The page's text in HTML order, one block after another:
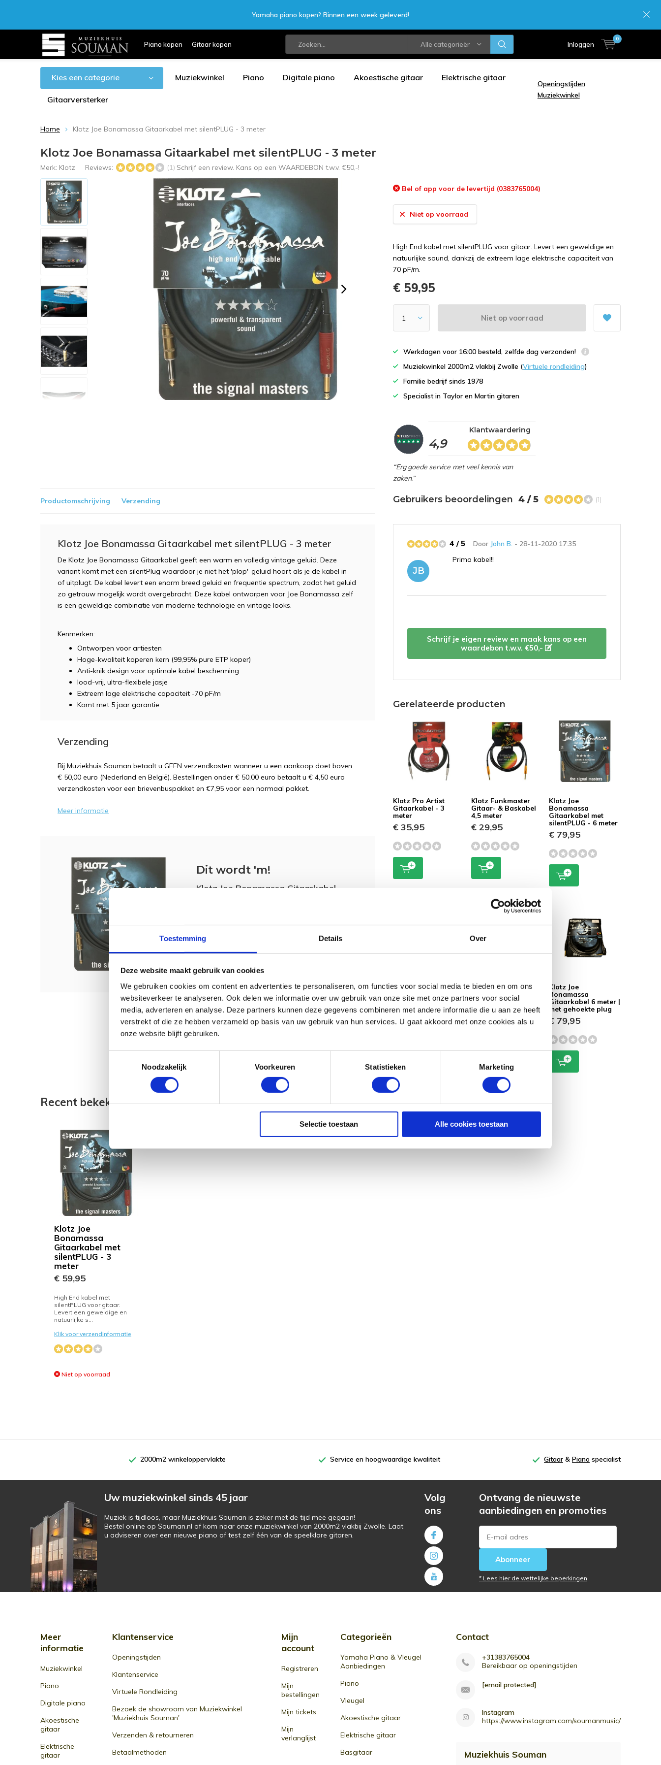
Toestemming Details Over
Deze website maakt gebruik van cookies
We gebruiken cookies om content en advertenties te personaliseren, om functies voor social media te bieden en om ons
websiteverkeer te analyseren. Ook delen we informatie over uw gebruik van onze site met onze partners voor social
media, adverteren en analyse. Deze partners kunnen deze gegevens combineren met andere informatie die u aan ze heeft
verstrekt of die ze hebben verzameld op basis van uw gebruik van hun services. U gaat akkoord met onze cookies als u
onze website blijft gebruiken.
Noodzakelijk
Voorkeuren Statistieken Marketing
Selectie toestaan Alle cookies toestaan
Piano kopen Gitaar kopen Alle categorieën Inloggen
0
Yamaha piano kopen? Binnen een week geleverd!
Kies een categorie Muziekwinkel Piano Digitale piano Akoestische gitaar Elektrische gitaar
Gitaarversterker
Openingstijden
Muziekwinkel
Home Klotz Joe Bonamassa Gitaarkabel met silentPLUG - 3 meter
Klotz Joe Bonamassa Gitaarkabel met silentPLUG - 3 meter
Merk: Klotz Reviews: (1) Schrijf een review. Kans op een WAARDEBON t.w.v. €50,-!
Bel of app voor de levertijd (0383765004)
Niet op voorraad
High End kabel met silentPLUG voor gitaar. Levert een geweldige en
natuurlijke sound, dankzij de extreem lage elektrische capaciteit van
70 pF/m.
€ 59,95
Niet op voorraad
Werkdagen voor 16:00 besteld, zelfde dag verzonden!
Muziekwinkel 2000m2 vlakbij Zwolle (Virtuele rondleiding)
Familie bedrijf sinds 1978
Specialist in Taylor en Martin gitaren
4,9
Klantwaardering
“Erg goede service met veel kennis van
zaken.”
Productomschrijving Verzending
Klotz Joe Bonamassa Gitaarkabel met silentPLUG - 3 meter
De Klotz Joe Bonamassa Gitaarkabel geeft een warm en volledig vintage geluid. Deze
variant komt met een silentPlug waardoor je niet het 'plop'-geluid hoort als je de kabel in-
of uitplugt. De kabel levert een enorm breed geluid en frequentie spectrum, zodat het geluid
zo getrouw mogelijk wordt overgebracht. Deze kabel ontworpen voor Joe Bonamassa zelf
is een geweldige combinatie van moderne technologie en vintage looks.
Kenmerken:
Ontworpen voor artiesten
Hoge-kwaliteit koperen kern (99,95% pure ETP koper)
Anti-knik design voor optimale kabel bescherming
lood-vrij, ultra-flexibele jasje
Extreem lage elektrische capaciteit -70 pF/m
Komt met 5 jaar garantie
Verzending
Bij Muziekhuis Souman betaalt u GEEN verzendkosten wanneer u een aankoop doet boven
€ 50,00 euro (Nederland en België). Bestellingen onder € 50,00 euro betaalt u € 4,50 euro
verzendkosten voor een brievenbuspakket en €7,95 voor een normaal pakket.
Meer informatie
Dit wordt 'm!
Klotz Joe Bonamassa Gitaarkabel
€ 59,95
Gebruikers beoordelingen 4 / 5 (1)
JB
Door John B. - 28-11-2020 17:35
4 / 5
Prima kabel!!
Schrijf je eigen review en maak kans op een
waardebon t.w.v. €50,-
Gerelateerde producten
Klotz Pro Artist
Gitaarkabel - 3
meter
€ 35,95
Klotz Funkmaster
Gitaar- & Baskabel
4,5 meter
€ 29,95
Klotz Joe
Bonamassa
Gitaarkabel met
silentPLUG - 6 meter
€ 79,95
Klotz KIK Pro
Instrumentkabel -
4,5 meter
€ 27,95
Klotz La Grange
Supreme
Gitaarkabel 3 meter
€ 79,95
Klotz Joe
Bonamassa
Gitaarkabel 6 meter |
met gehoekte plug
€ 79,95
Recent bekeken
Klotz Joe
Bonamassa
Gitaarkabel met
silentPLUG - 3
meter
€ 59,95
High End kabel met
silentPLUG voor gitaar.
Levert een geweldige en
natuurlijke s...
Klik voor verzendinformatie
Niet op voorraad
2000m2 winkeloppervlakte Service en hoogwaardige kwaliteit Gitaar & Piano specialist
Uw muziekwinkel sinds 45 jaar
Muziek is tijdloos, maar Muziekhuis Souman is zeker met de tijd mee gegaan!
Bestel online op Souman.nl of kom naar onze muziekwinkel van 2000m2 vlakbij Zwolle. Laat
u adviseren over een nieuwe piano of test zelf één van de speelklare gitaren.
Volg
ons
Ontvang de nieuwste
aanbiedingen en promoties
Abonneer
* Lees hier de wettelijke beperkingen
Meer
informatie
Muziekwinkel
Piano
Digitale piano
Akoestische
gitaar
Elektrische
gitaar
Klantenservice
Openingstijden
Klantenservice
Virtuele Rondleiding
Bezoek de showroom van Muziekwinkel
'Muziekhuis Souman'
Verzenden & retourneren
Betaalmethoden
Mijn
account
Registreren
Mijn
bestellingen
Mijn tickets
Mijn
verlanglijst
Categorieën
Yamaha Piano & Vleugel
Aanbiedingen
Piano
Vleugel
Akoestische gitaar
Elektrische gitaar
Basgitaar
Contact
+31383765004
Bereikbaar op openingstijden
[email protected]
Instagram
https://www.instagram.com/soumanmusic/
Muziekhuis Souman